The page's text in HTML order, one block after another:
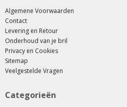
Algemene Voorwaarden
Contact
Levering en Retour
Onderhoud van je bril
Privacy en Cookies
Sitemap
Veelgestelde Vragen
Categorieën